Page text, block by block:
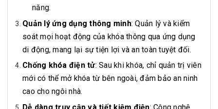
năng.
Quản lý ứng dụng thông minh: Quản lý và kiểm
soát mọi hoạt động của khóa thông qua ứng dụng
di động, mang lại sự tiện lợi và an toàn tuyệt đối.
Chống khóa điện tử: Sau khi khóa, chỉ quản trị viên
mới có thể mở khóa từ bên ngoài, đảm bảo an ninh
cao cho ngôi nhà.